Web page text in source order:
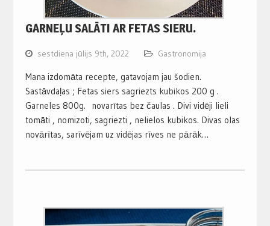
GARNEĻU SALĀTI AR FETAS SIERU.
sestdiena jūlijs 9th, 2022 Gastronomija
Mana izdomāta recepte, gatavojam jau šodien.
Sastāvdaļas ; Fetas siers sagriezts kubikos 200 g .
Garneles 800g. novarītas bez čaulas . Divi vidēji lieli
tomāti , nomizoti, sagriezti , nelielos kubikos. Divas olas
novārītas, sarīvējam uz vidējas rīves ne pārāk…